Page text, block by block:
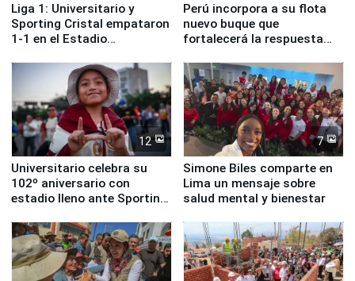
Liga 1: Universitario y
Sporting Cristal empataron
1-1 en el Estadio
Perú incorpora a su flota
nuevo buque que
fortalecerá la respuesta
12
Universitario celebra su
102º aniversario con
estadio lleno ante Sporting
7
Simone Biles comparte en
Lima un mensaje sobre
salud mental y bienestar